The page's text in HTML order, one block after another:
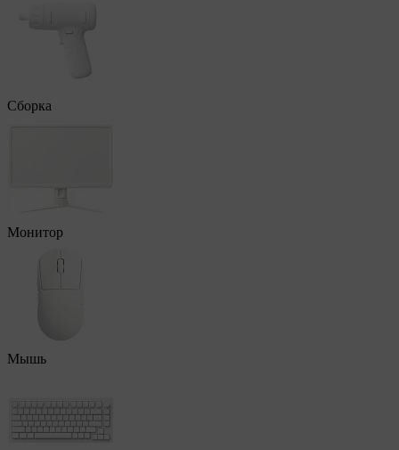
Сборка
Монитор
Мышь